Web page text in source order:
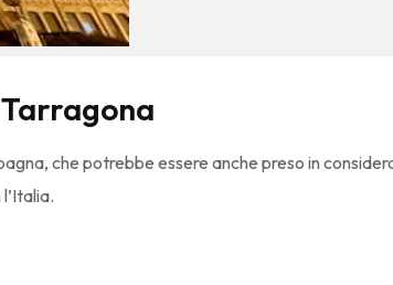
che potrebbe essere anche preso in